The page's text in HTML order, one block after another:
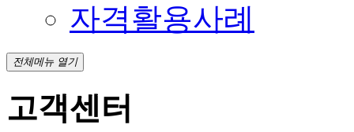
자격활용사례
전체메뉴 열기
고객센터